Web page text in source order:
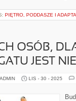
PIĘTRO, PODDASZE I
OSÓB,
JEST
LIS - 30 - 2025